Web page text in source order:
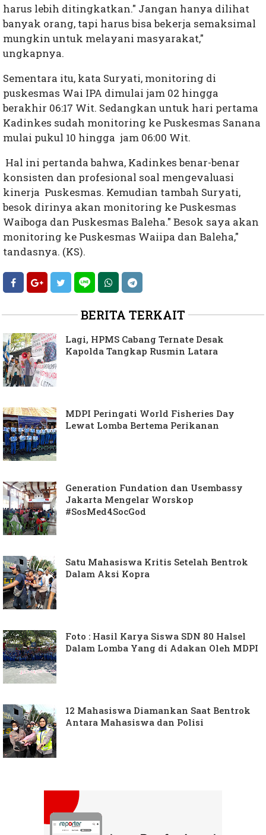
harus lebih ditingkatkan." Jangan hanya dilihat
banyak orang, tapi harus bisa bekerja semaksimal
mungkin untuk melayani masyarakat,"
ungkapnya.
Sementara itu, kata Suryati, monitoring di
puskesmas Wai IPA dimulai jam 02 hingga
berakhir 06:17 Wit. Sedangkan untuk hari pertama
Kadinkes sudah monitoring ke Puskesmas Sanana
mulai pukul 10 hingga jam 06:00 Wit.
Hal ini pertanda bahwa, Kadinkes benar-benar
konsisten dan profesional soal mengevaluasi
kinerja Puskesmas. Kemudian tambah Suryati,
besok dirinya akan monitoring ke Puskesmas
Waiboga dan Puskesmas Baleha." Besok saya akan
monitoring ke Puskesmas Waiipa dan Baleha,"
tandasnya. (KS).
BERITA TERKAIT
Lagi, HPMS Cabang Ternate Desak
Kapolda Tangkap Rusmin Latara
MDPI Peringati World Fisheries Day
Lewat Lomba Bertema Perikanan
Generation Fundation dan Usembassy
Jakarta Mengelar Worskop
#SosMed4SocGod
Satu Mahasiswa Kritis Setelah Bentrok
Dalam Aksi Kopra
Foto : Hasil Karya Siswa SDN 80 Halsel
Dalam Lomba Yang di Adakan Oleh MDPI
12 Mahasiswa Diamankan Saat Bentrok
Antara Mahasiswa dan Polisi